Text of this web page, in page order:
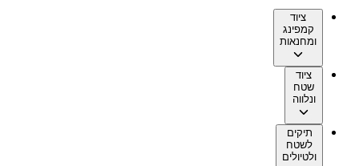
ציוד
קמפינג
ומחנאות
ציוד
שטח
ונלווה
תיקים
לשטח
ולטיולים